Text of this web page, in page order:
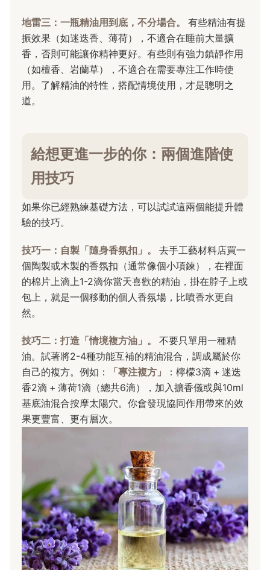
地雷三：一瓶精油用到底，不分場合。
有些精油有提
振效果（如迷迭香、薄荷），不適合在睡前大量擴
香，否則可能讓你精神更好。有些則有強力鎮靜作用
（如檀香、岩蘭草），不適合在需要專注工作時使
用。了解精油的特性，搭配情境使用，才是聰明之
道。
給想更進一步的你：兩個進階使
用技巧
如果你已經熟練基礎方法，可以試試這兩個能提升體
驗的技巧。
技巧一：自製「隨身香氛扣」。
去手工藝材料店買一
個陶製或木製的香氛扣（通常像個小項鍊），在裡面
的棉片上滴上1-2滴你當天喜歡的精油，掛在脖子上或
包上，就是一個移動的個人香氛場，比噴香水更自
然。
技巧二：打造「情境複方油」。
不要只單用一種精
油。試著將2-4種功能互補的精油混合，調成屬於你
自己的複方。例如：
「專注複方」
：檸檬3滴 + 迷迭
香2滴 + 薄荷1滴（總共6滴），加入擴香儀或與10ml
基底油混合按摩太陽穴。你會發現協同作用帶來的效
果更豐富、更有層次。